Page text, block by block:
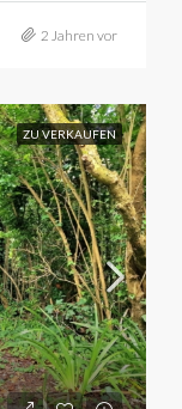
2 Jahren vor
ZU VERKAUFEN